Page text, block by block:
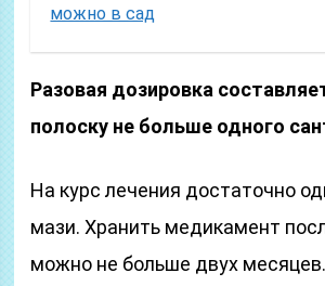
можно в сад
Разовая дозировка
полоску не больше одного
На курс лечения достаточно
мази. Хранить медикамент
можно не больше двух